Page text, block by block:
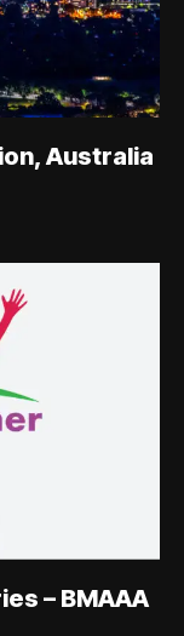
Australia
– BMAAA